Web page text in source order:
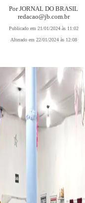
Por JORNAL DO BRASIL
redacao@jb.com.br
Publicado em 21/01/2024 às 11:02
Alterado em 22/01/2024 às 12:08